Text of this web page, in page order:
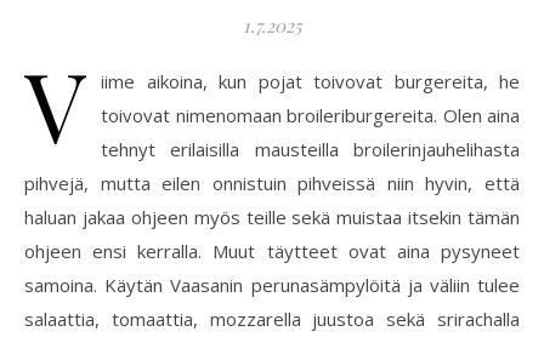
1.7.2025
V iime aikoina, kun pojat toivovat burgereita, he
toivovat nimenomaan broileriburgereita. Olen aina
tehnyt erilaisilla mausteilla broilerinjauhelihasta
pihvejä, mutta eilen onnistuin pihveissä niin hyvin, että
haluan jakaa ohjeen myös teille sekä muistaa itsekin tämän
ohjeen ensi kerralla. Muut täytteet ovat aina pysyneet
samoina. Käytän Vaasanin perunasämpylöitä ja väliin tulee
salaattia, tomaattia, mozzarella juustoa sekä srirachalla